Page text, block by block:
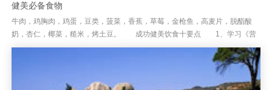
健美必备食物
牛肉，鸡胸肉，鸡蛋，豆类，菠菜，香蕉，草莓，金枪鱼，高麦片，脱酯酸
奶，杏仁，椰菜，糙米，烤土豆。 成功健美饮食十要点 1、学习《营
养学》,大致了解肌肉公式。 2、饮食的营养组成应为碳水化。合物5...